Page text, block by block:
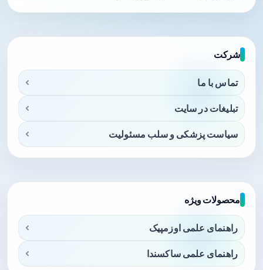
شرکت
تماس با ما
تبلیغات در سایت
سیاست پزشکی و سلب مسئولیت
محصولات ویژه
راهنمای علمی اوزمپیک
راهنمای علمی ساکسندا